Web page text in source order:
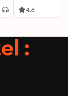
4.6
: